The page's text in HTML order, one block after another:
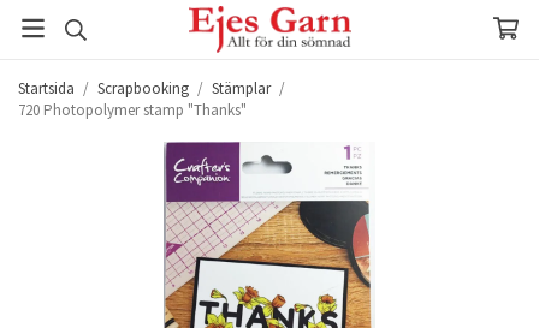
Startsida / Scrapbooking / Stämplar /
720 Photopolymer stamp "Thanks"